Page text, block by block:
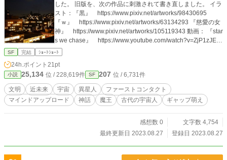
した。 旧版を、次の作品に刺激されて書き直しました。 イラ
スト：『黒』 https://www.pixiv.net/artworks/98430695
『ｗ』 https://www.pixiv.net/artworks/63134293 『慈愛の女
神』 https://www.pixiv.net/artworks/105119343 動画： 『star
s we chase』 https://www.youtube.com/watch?v=ZjP1zJEb
FOI 『MONSTER GIRLS』 https://www.youtube.com/watc
ube.com/watch?v=uDAc22a7rvM 『幻日ミステリウム』 htt
ps://www.youtube.com/watch?v=90T6WnER5ss 『Impreviou
s Resolution』 https://www.youtube.com/watch?v=v_zH3S
9qdRQ&list=RDMMv_zH3S9qdRQ&start_radio=1 奇想譚から
文明論まで湧き出すような、 素敵な刺激を与えてくれる文化
〝文明の星〟理論によるもので、 後の『イシュタル』や『会
見』にも書きました。 執筆後、過去・現在・未来を語る悪魔
ｆｅｒ（ルシファー）』シリーズ他作品や、 エッセイ『文明
SF 完結 ｼｮｰﾄｼｮｰﾄ
24h.ポイント 21pt
小説 25,134 位 / 228,619件 SF 207 位 / 6,731件
文明 近未来 宇宙 異星人
ファーストコンタクト
マインドアップロード
神話 魔王 古代の宇宙人 ギャップ萌え
感想数 0
文字数 4,754
最終更新日 2023.08.27
登録日 2023.08.27